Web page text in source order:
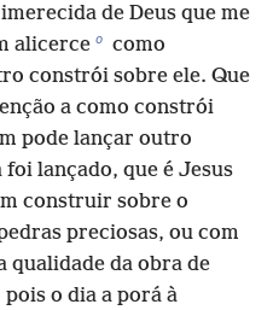
de Deus que me
alicerce o como
constrói sobre ele. Que
a como constrói
pode lançar outro
lançado, que é Jesus
construir sobre o
preciosas, ou com
qualidade da obra de
pois o dia a porá à